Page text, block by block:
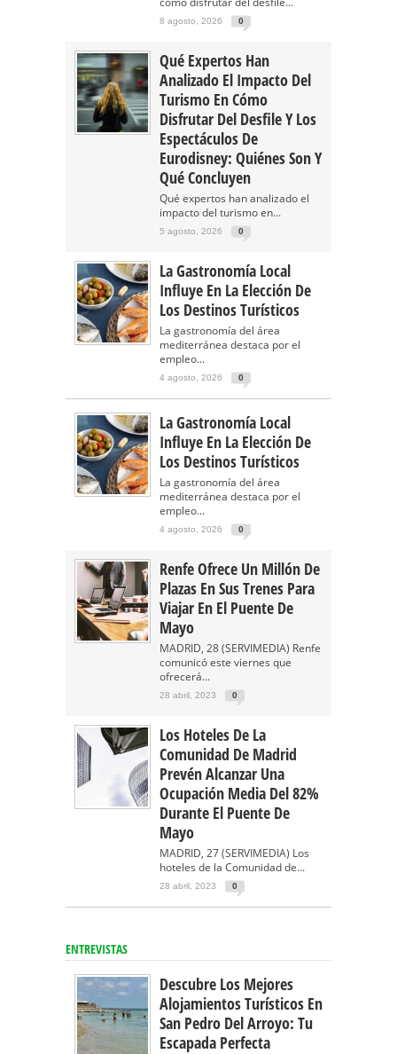
8 agosto, 2026 0
Qué Expertos Han
Analizado El Impacto Del
Turismo En Cómo
Disfrutar Del Desfile Y Los
Espectáculos De
Eurodisney: Quiénes Son Y
Qué Concluyen
Qué expertos han analizado el
impacto del turismo en...
5 agosto, 2026 0
La Gastronomía Local
Influye En La Elección De
Los Destinos Turísticos
La gastronomía del área
mediterránea destaca por el
empleo...
4 agosto, 2026 0
La Gastronomía Local
Influye En La Elección De
Los Destinos Turísticos
La gastronomía del área
mediterránea destaca por el
empleo...
4 agosto, 2026 0
Renfe Ofrece Un Millón De
Plazas En Sus Trenes Para
Viajar En El Puente De
Mayo
MADRID, 28 (SERVIMEDIA) Renfe
comunicó este viernes que
ofrecerá...
28 abril, 2023 0
Los Hoteles De La
Comunidad De Madrid
Prevén Alcanzar Una
Ocupación Media Del 82%
Durante El Puente De
Mayo
MADRID, 27 (SERVIMEDIA) Los
hoteles de la Comunidad de...
28 abril, 2023 0
ENTREVISTAS
Descubre Los Mejores
Alojamientos Turísticos En
San Pedro Del Arroyo: Tu
Escapada Perfecta